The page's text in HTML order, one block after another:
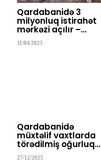
Qardabanidə 3
milyonluq istirahət
mərkəzi açılır –…
11/04/2023
Qardabanidə
müxtəlif vaxtlarda
törədilmiş oğurluq…
27/12/2025